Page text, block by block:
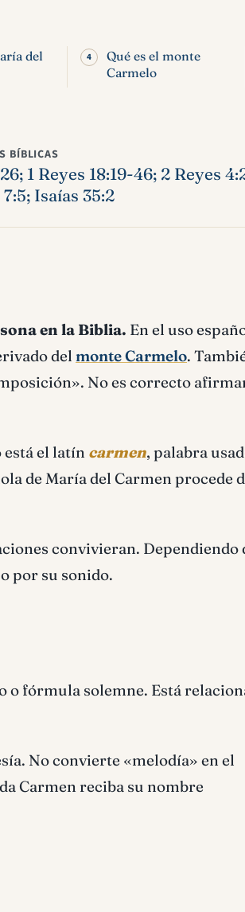
del
Qué es el monte
Carmelo
BÍBLICAS
1 Reyes 18:19-46; 2 Reyes
Isaías 35:2
en la Biblia. En el uso
del monte Carmelo.
No es correcto
el latín carmen, palabra
de María del Carmen procede
convivieran. Dependiendo
por su sonido.
o fórmula solemne. Está
No convierte «melodía» en el
Carmen reciba su nombre